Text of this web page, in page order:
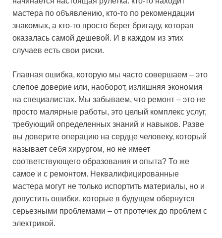
мастера по объявлению, кто-то по рекомендации
знакомых, а кто-то просто берет бригаду, которая
оказалась самой дешевой. И в каждом из этих
случаев есть свои риски.
Главная ошибка, которую мы часто совершаем – это
слепое доверие или, наоборот, излишняя экономия
на специалистах. Мы забываем, что ремонт – это не
просто малярные работы, это целый комплекс услуг,
требующий определенных знаний и навыков. Разве
вы доверите операцию на сердце человеку, который
называет себя хирургом, но не имеет
соответствующего образования и опыта? То же
самое и с ремонтом. Неквалифицированные
мастера могут не только испортить материалы, но и
допустить ошибки, которые в будущем обернутся
серьезными проблемами – от протечек до проблем с
электрикой.